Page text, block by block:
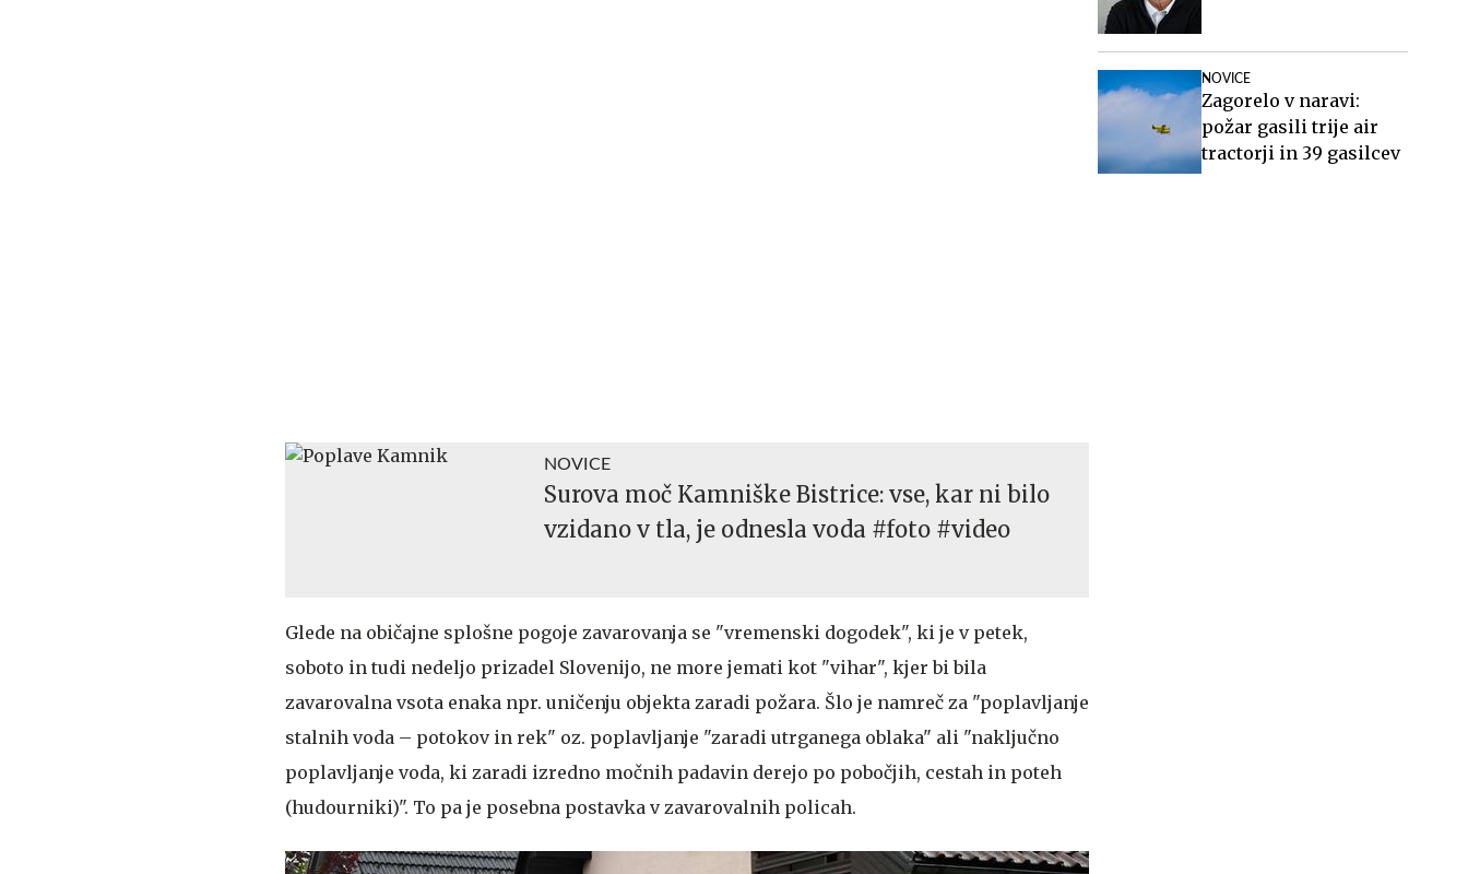
NOVICE
Surova moč Kamniške Bistrice: vse, kar ni bilo
vzidano v tla, je odnesla voda #foto #video
Glede na običajne splošne pogoje zavarovanja se "vremenski dogodek", ki je v petek,
soboto in tudi nedeljo prizadel Slovenijo, ne more jemati kot "vihar", kjer bi bila
zavarovalna vsota enaka npr. uničenju objekta zaradi požara. Šlo je namreč za "poplavljanje
stalnih voda – potokov in rek" oz. poplavljanje "zaradi utrganega oblaka" ali "naključno
poplavljanje voda, ki zaradi izredno močnih padavin derejo po pobočjih, cestah in poteh
(hudourniki)". To pa je posebna postavka v zavarovalnih policah.
NOVICE
Zagorelo v naravi:
požar gasili trije air
tractorji in 39 gasilcev